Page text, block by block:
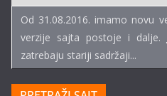
TEKSTOVA
Od 31.08.2016. imamo novu
verzije sajta postoje i dalje.
zatrebaju stariji sadržaji...